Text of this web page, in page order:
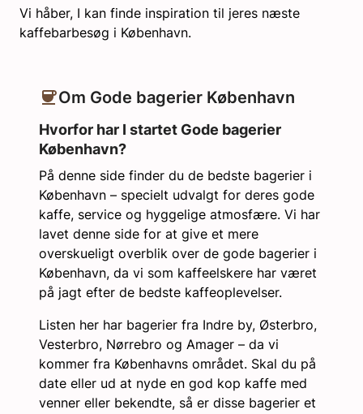
Vi håber, I kan finde inspiration til jeres næste
kaffebarbesøg i København.
Om Gode bagerier København
Hvorfor har I startet Gode bagerier
København?
På denne side finder du de bedste bagerier i
København – specielt udvalgt for deres gode
kaffe, service og hyggelige atmosfære. Vi har
lavet denne side for at give et mere
overskueligt overblik over de gode bagerier i
København, da vi som kaffeelskere har været
på jagt efter de bedste kaffeoplevelser.
Listen her har bagerier fra Indre by, Østerbro,
Vesterbro, Nørrebro og Amager – da vi
kommer fra Københavns området. Skal du på
date eller ud at nyde en god kop kaffe med
venner eller bekendte, så er disse bagerier et